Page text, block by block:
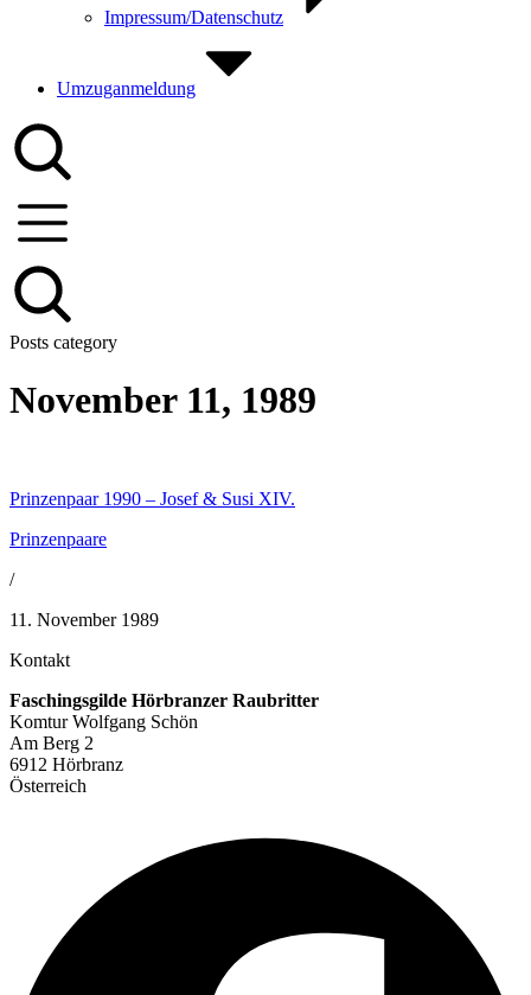
Impressum/Datenschutz
Umzuganmeldung
Posts category
November 11, 1989
Prinzenpaar 1990 – Josef & Susi XIV.
Prinzenpaare
/
11. November 1989
Kontakt
Faschingsgilde Hörbranzer Raubritter
Komtur Wolfgang Schön
Am Berg 2
6912 Hörbranz
Österreich